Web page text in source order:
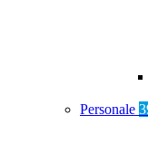
Personale